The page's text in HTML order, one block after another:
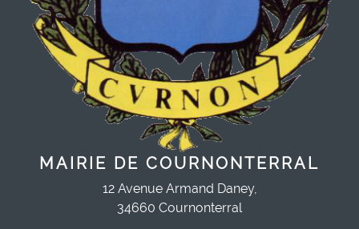
MAIRIE DE COURNONTERRAL
12 Avenue Armand Daney,
34660 Cournonterral